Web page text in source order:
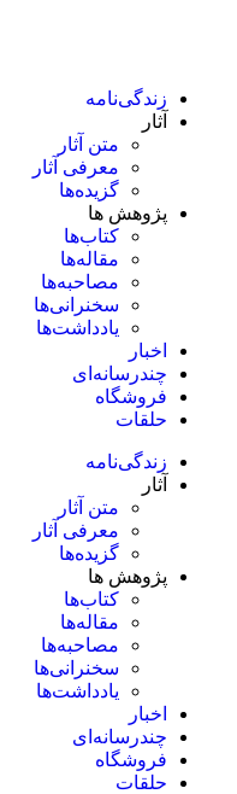
زندگی‌نامه
آثار
متن آثار
معرفی آثار
گزیده‌ها
پژوهش ها
کتاب‌ها
مقاله‌ها
مصاحبه‌ها
سخنرانی‌ها
یادداشت‌ها
اخبار
چندرسانه‌ای
فروشگاه
حلقات
زندگی‌نامه
آثار
متن آثار
معرفی آثار
گزیده‌ها
پژوهش ها
کتاب‌ها
مقاله‌ها
مصاحبه‌ها
سخنرانی‌ها
یادداشت‌ها
اخبار
چندرسانه‌ای
فروشگاه
حلقات